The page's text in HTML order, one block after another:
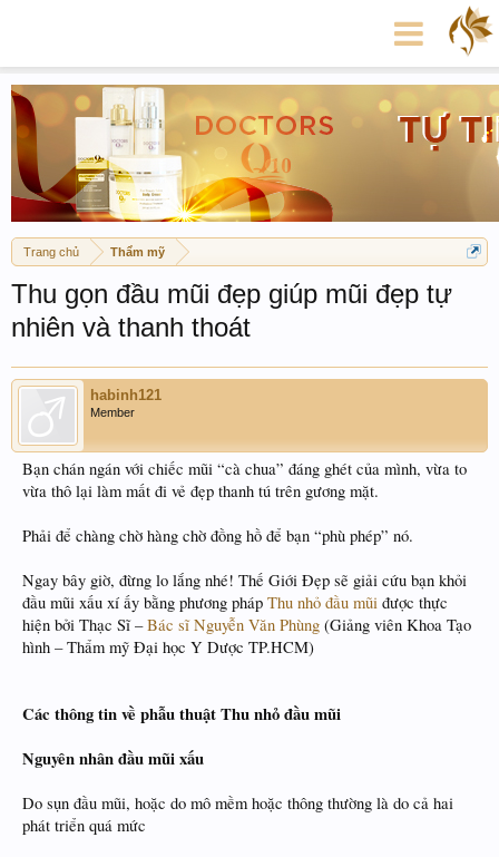
Trang chủ Thẩm mỹ
Thu gọn đầu mũi đẹp giúp mũi đẹp tự
nhiên và thanh thoát
habinh121
Member
Bạn chán ngán với chiếc mũi “cà chua” đáng ghét của mình, vừa to
vừa thô lại làm mất đi vẻ đẹp thanh tú trên gương mặt.
Phải để chàng chờ hàng chờ đồng hồ để bạn “phù phép” nó.
Ngay bây giờ, đừng lo lắng nhé! Thế Giới Đẹp sẽ giải cứu bạn khỏi
đầu mũi xấu xí ấy bằng phương pháp Thu nhỏ đầu mũi được thực
hiện bởi Thạc Sĩ –Bác sĩ Nguyễn Văn Phùng (Giảng viên Khoa Tạo
hình – Thẩm mỹ Đại học Y Dược TP.HCM)
Các thông tin về phẫu thuật Thu nhỏ đầu mũi
Nguyên nhân đầu mũi xấu
Do sụn đầu mũi, hoặc do mô mềm hoặc thông thường là do cả hai
phát triển quá mức